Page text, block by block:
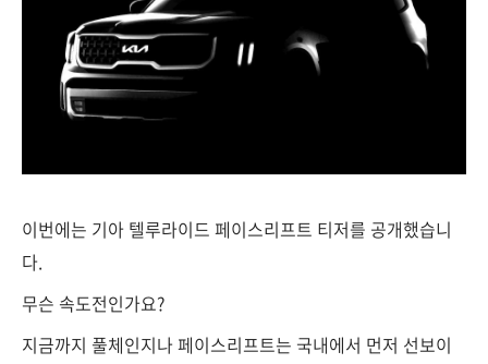
이번에는 기아 텔루라이드 페이스리프트 티저를 공개했습니
다.
무슨 속도전인가요?
지금까지 풀체인지나 페이스리프트는 국내에서 먼저 선보이